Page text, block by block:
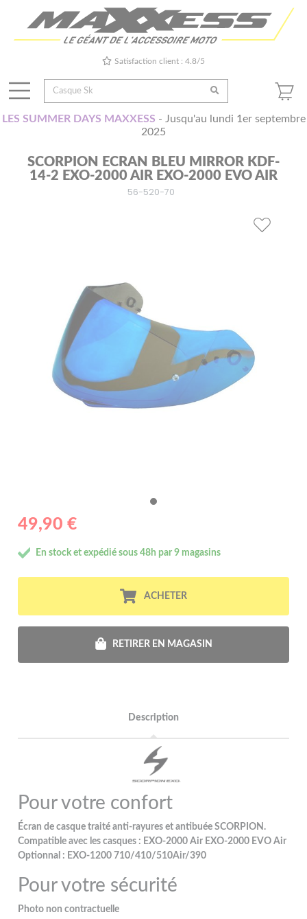
Satisfaction client : 4.8/5
LES SUMMER DAYS MAXXESS - Jusqu'au lundi 1er septembre
2025
SCORPION ECRAN BLEU MIRROR KDF-
14-2 EXO-2000 AIR EXO-2000 EVO AIR
56-520-70
49,90 €
En stock et expédié sous 48h par 9 magasins
ACHETER
RETIRER EN MAGASIN
Description
Pour votre confort
Écran de casque traité anti-rayures et antibuée SCORPION.
Compatible avec les casques : EXO-2000 Air EXO-2000 EVO Air
Optionnal : EXO-1200 710/410/510Air/390
Pour votre sécurité
Photo non contractuelle